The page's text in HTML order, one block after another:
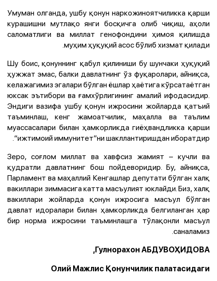
Умуман олганда, ушбу қонун наркожиноятчиликка қарши
курашишни мутлақо янги босқичга олиб чиқиш, аҳоли
саломатлиги ва миллат генофондини ҳимоя қилишда
муҳим ҳуқуқий асос бўлиб хизмат қилади.
Шу боис, қонуннинг қабул қилиниши бу шунчаки ҳуқуқий
ҳужжат эмас, балки давлатнинг ўз фуқаролари, айниқса,
келажагимиз эгалари бўлган ёшлар ҳаётига кўрсатаётган
юксак эътибори ва ғамхўрлигининг амалий ифодасидир.
Эндиги вазифа ушбу қонун ижросини жойларда қатъий
таъминлаш, кенг жамоатчилик, маҳалла ва таълим
муассасалари билан ҳамкорликда гиёҳвандликка қарши
“ижтимоий иммунитет”ни шакллантиришдан иборатдир.
Зеро, соғлом миллат ва хавфсиз жамият – кучли ва
қудратли давлатнинг бош пойдеворидир. Бу, айниқса,
Парламент ва маҳаллий Кенгашлар депутати бўлган халқ
вакиллари зиммасига катта масъулият юклайди. Биз, халқ
вакиллари жойларда қонун ижросига масъул бўлган
давлат идоралари билан ҳамкорликда белгиланган ҳар
бир норма ижросини таъминлашга тўлақонли масъул
саналамиз.
Гулнорахон АБДУВОҲИДОВА,
Олий Мажлис Қонунчилик палатасидаги